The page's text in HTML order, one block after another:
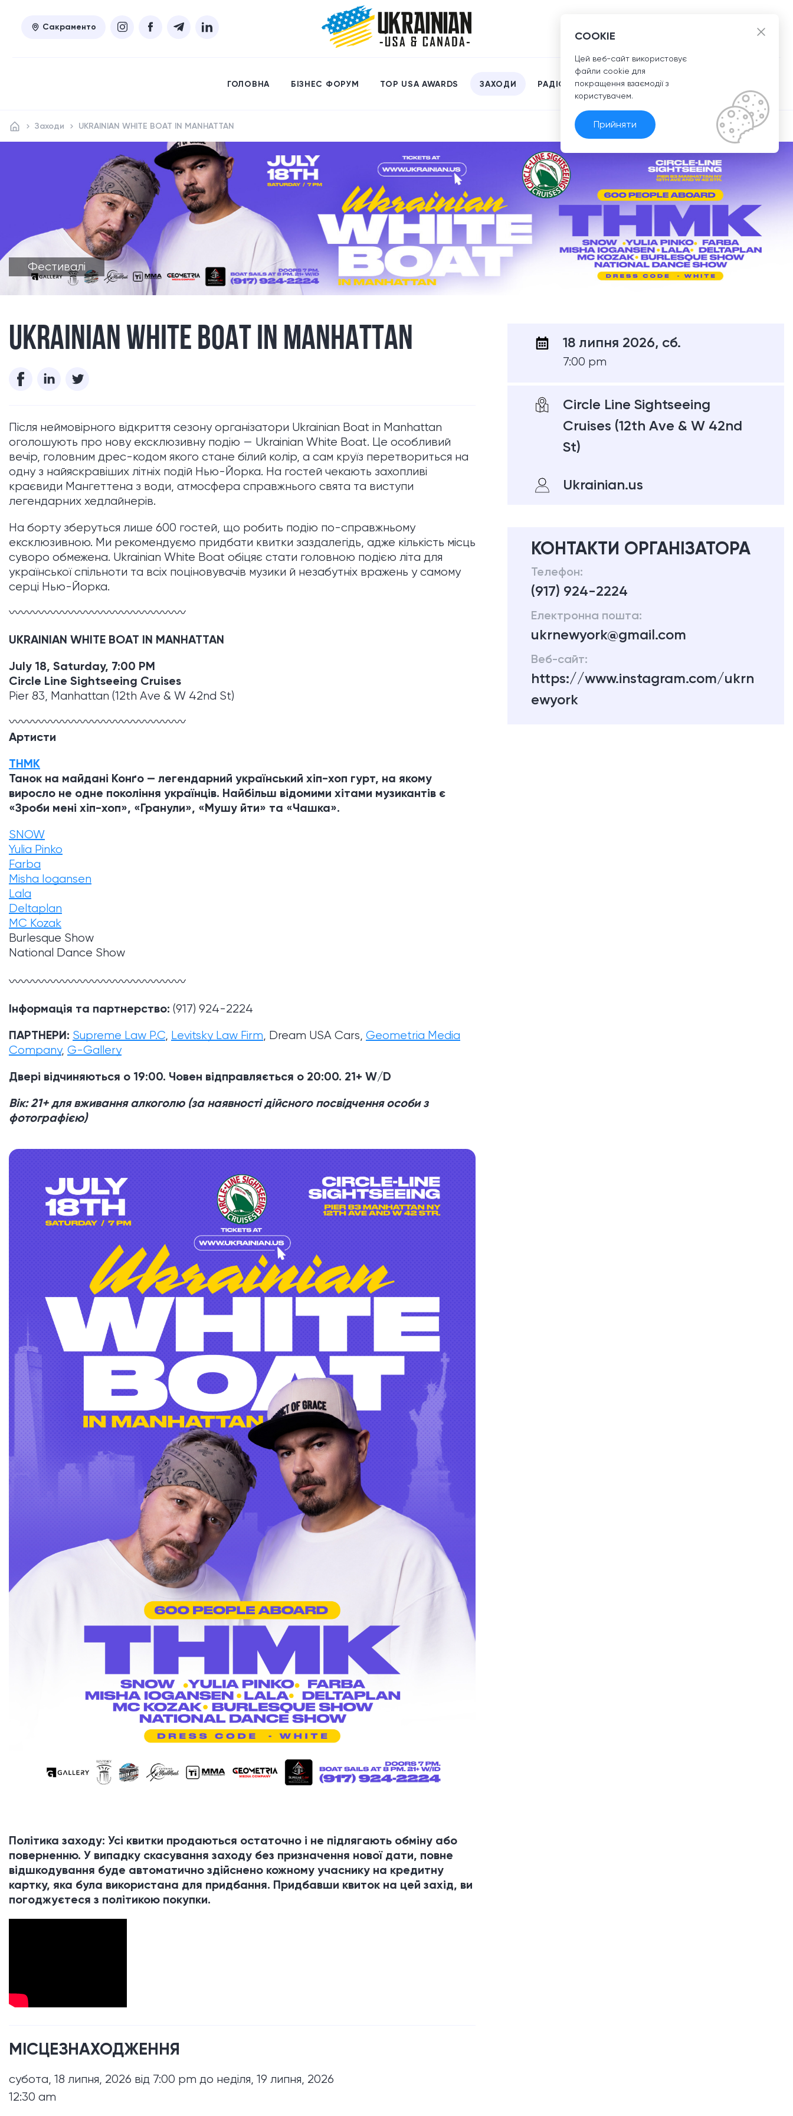
Сакраменто UA
ГОЛОВНА БІЗНЕС ФОРУМ TOP USA AWARDS ЗАХОДИ РАДІО
Заходи UKRAINIAN WHITE BOAT IN MANHATTAN
Фестивалі
UKRAINIAN WHITE BOAT IN MANHATTAN
Після неймовірного відкриття сезону організатори Ukrainian Boat in Manhattan
оголошують про нову ексклюзивну подію — Ukrainian White Boat. Це особливий
вечір, головним дрес-кодом якого стане білий колір, а сам круїз перетвориться на
одну з найяскравіших літніх подій Нью-Йорка. На гостей чекають захопливі
краєвиди Мангеттена з води, атмосфера справжнього свята та виступи
легендарних хедлайнерів.
На борту зберуться лише 600 гостей, що робить подію по-справжньому
ексклюзивною. Ми рекомендуємо придбати квитки заздалегідь, адже кількість місць
суворо обмежена. Ukrainian White Boat обіцяє стати головною подією літа для
української спільноти та всіх поціновувачів музики й незабутніх вражень у самому
серці Нью-Йорка.
〰〰〰〰〰〰〰〰〰〰〰〰〰〰〰
UKRAINIAN WHITE BOAT IN MANHATTAN
July 18, Saturday, 7:00 PM
Circle Line Sightseeing Cruises
Pier 83, Manhattan (12th Ave & W 42nd St)
〰〰〰〰〰〰〰〰〰〰〰〰〰〰〰
Артисти
ТНМК
Танок на майдані Конґо — легендарний український хіп-хоп гурт, на якому
виросло не одне покоління українців. Найбільш відомими хітами музикантів є
«Зроби мені хіп-хоп», «Гранули», «Мушу йти» та «Чашка».
SNOW
Yulia Pinko
Farba
Misha Iogansen
Lala
Deltaplan
MC Kozak
Burlesque Show
National Dance Show
〰〰〰〰〰〰〰〰〰〰〰〰〰〰〰
Інформація та партнерство: (917) 924-2224
ПАРТНЕРИ: Supreme Law P.C, Levitsky Law Firm, Dream USA Cars, Geometria Media
Company, G-Gallery
Двері відчиняються о 19:00. Човен відправляється о 20:00. 21+ W/D
Вік: 21+ для вживання алкоголю (за наявності дійсного посвідчення особи з
фотографією)
Політика заходу: Усі квитки продаються остаточно і не підлягають обміну або
поверненню. У випадку скасування заходу без призначення нової дати, повне
відшкодування буде автоматично здійснено кожному учаснику на кредитну
картку, яка була використана для придбання. Придбавши квиток на цей захід, ви
погоджуєтеся з політикою покупки.
МІСЦЕЗНАХОДЖЕННЯ
субота, 18 липня, 2026 від 7:00 pm до неділя, 19 липня, 2026
12:30 am
18 липня 2026, сб.
7:00 pm
Circle Line Sightseeing
Cruises (12th Ave & W 42nd
St)
Ukrainian.us
КОНТАКТИ ОРГАНІЗАТОРА
Телефон:
(917) 924-2224
Електронна пошта:
ukrnewyork@gmail.com
Веб-сайт:
https://www.instagram.com/ukrn
ewyork
COOKIE
Цей веб-сайт використовує
файли сookie для
покращення взаємодії з
користувачем.
Прийняти